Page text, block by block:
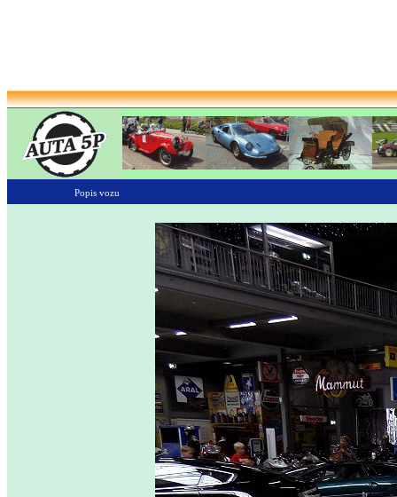
Popis vozu